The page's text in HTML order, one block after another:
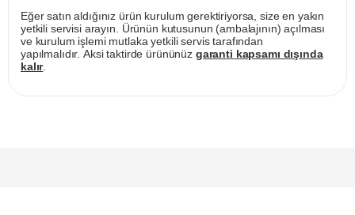
Eğer satın aldığınız ürün kurulum gerektiriyorsa, size en yakın
yetkili servisi arayın. Ürünün kutusunun (ambalajının) açılması
ve kurulum işlemi mutlaka yetkili servis tarafından
yapılmalıdır. Aksi taktirde ürününüz garanti kapsamı dışında
kalır.